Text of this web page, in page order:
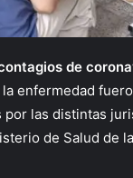
de
la enfermedad
por las distintas
de Salud de